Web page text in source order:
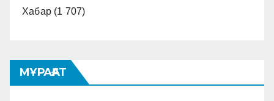
Хабар (1 707)
МҰРАҒАТ